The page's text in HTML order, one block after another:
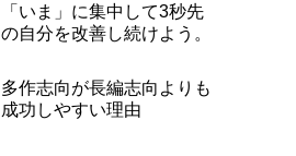
「いま」に集中して3秒先
の自分を改善し続けよう。
多作志向が長編志向よりも
成功しやすい理由